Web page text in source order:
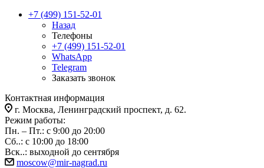
+7 (499) 151-52-01
Назад
Телефоны
+7 (499) 151-52-01
WhatsApp
Telegram
Заказать звонок
Контактная информация
г. Москва, Ленинградский проспект, д. 62.
Режим работы:
Пн. – Пт.: с 9:00 до 20:00
Сб..: с 10:00 до 18:00
Вск..: выходной до сентября
moscow@mir-nagrad.ru